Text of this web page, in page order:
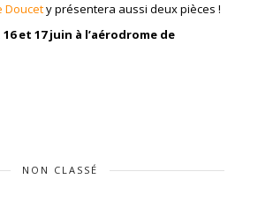
Doucety présentera aussi deux pièces !
16 et 17 juin à l’aérodrome de
NON CLASSÉ